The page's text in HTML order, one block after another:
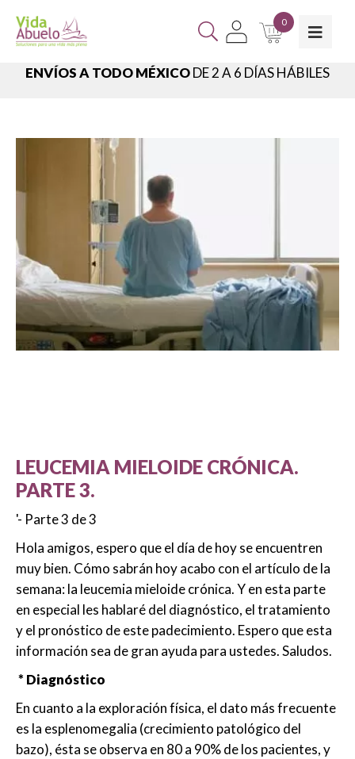
0
ENVÍOS A TODO MÉXICODE 2 A 6 DÍAS HÁBILES
LEUCEMIA MIELOIDE CRÓNICA.
PARTE 3.
'- Parte 3 de 3
Hola amigos, espero que el día de hoy se encuentren
muy bien. Cómo sabrán hoy acabo con el artículo de la
semana: la leucemia mieloide crónica. Y en esta parte
en especial les hablaré del diagnóstico, el tratamiento
y el pronóstico de este padecimiento. Espero que esta
información sea de gran ayuda para ustedes. Saludos.
* Diagnóstico
En cuanto a la exploración física, el dato más frecuente
es la esplenomegalia (crecimiento patológico del
bazo), ésta se observa en 80 a 90% de los pacientes, y